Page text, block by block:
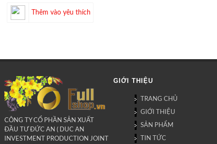
Thêm vào yêu thích
CÔNG TY CỔ PHẦN SẢN XUẤT
ĐẦU TƯ ĐỨC AN ( DUC AN
INVESTMENT PRODUCTION JOINT
GIỚI THIỆU
TRANG CHỦ
GIỚI THIỆU
SẢN PHẨM
TIN TỨC